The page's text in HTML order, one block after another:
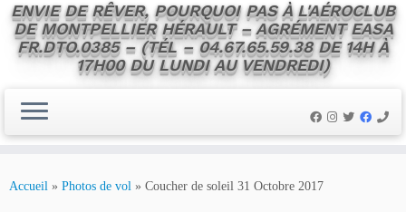
ENVIE DE RÊVER, POURQUOI PAS À L'AÉROCLUB
DE MONTPELLIER HÉRAULT – AGRÉMENT EASA
FR.DTO.0385 – (TÉL – 04.67.65.59.38 DE 14H À
17H00 DU LUNDI AU VENDREDI)
Accueil » Photos de vol » Coucher de soleil 31 Octobre 2017